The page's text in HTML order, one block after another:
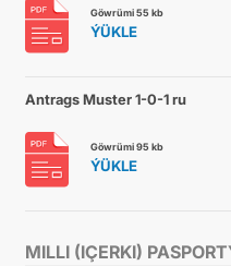
Göwrümi 55 kb
ÝÜKLE
Antrags Muster 1-0-1 ru
Göwrümi 95 kb
ÝÜKLE